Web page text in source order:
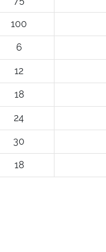
100
6
12
18
24
30
18